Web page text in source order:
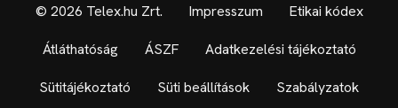
© 2026 Telex.hu Zrt. Impresszum Etikai kódex
Átláthatóság ÁSZF Adatkezelési tájékoztató
Sütitájékoztató Süti beállítások Szabályzatok